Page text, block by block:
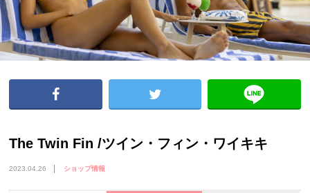
The Twin Fin /ツイン・フィン・ワイキキ
2023.04.26 ショップ情報